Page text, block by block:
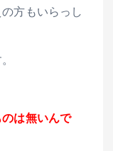
方もいらっし
は無いんで